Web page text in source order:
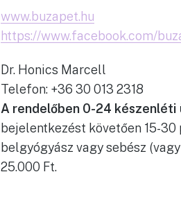
www.buzapet.hu
https://www.facebook.com/
Dr. Honics Marcell
Telefon: +36 30 013 2318
A rendelőben 0-24 készenléti
bejelentkezést követően 15-
belgyógyász vagy sebész
25.000 Ft.